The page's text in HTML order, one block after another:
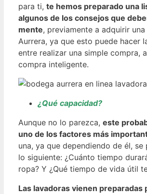
para ti, te hemos preparado una
algunos de los consejos que
mente, previamente a adquirir
Aurrera, ya que esto puede hacer
entre realizar una simple compra,
compra inteligente.
¿Qué capacidad?
Aunque no lo parezca, este
uno de los factores más
una, ya que dependiendo de él, se
lo siguiente: ¿Cuánto tiempo
ropa? Y ¿Qué tiempo de vida útil
Las lavadoras vienen preparadas